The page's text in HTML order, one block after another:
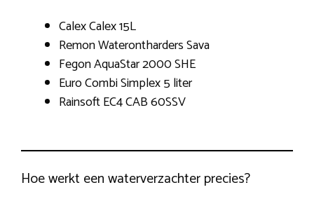
Calex Calex 15L
Remon Waterontharders Sava
Fegon AquaStar 2000 SHE
Euro Combi Simplex 5 liter
Rainsoft EC4 CAB 60SSV
Hoe werkt een waterverzachter precies?